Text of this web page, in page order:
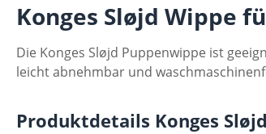
Konges Sløjd Wippe
Die Konges Sløjd Puppenwippe ist
leicht abnehmbar und
Produktdetails Konges